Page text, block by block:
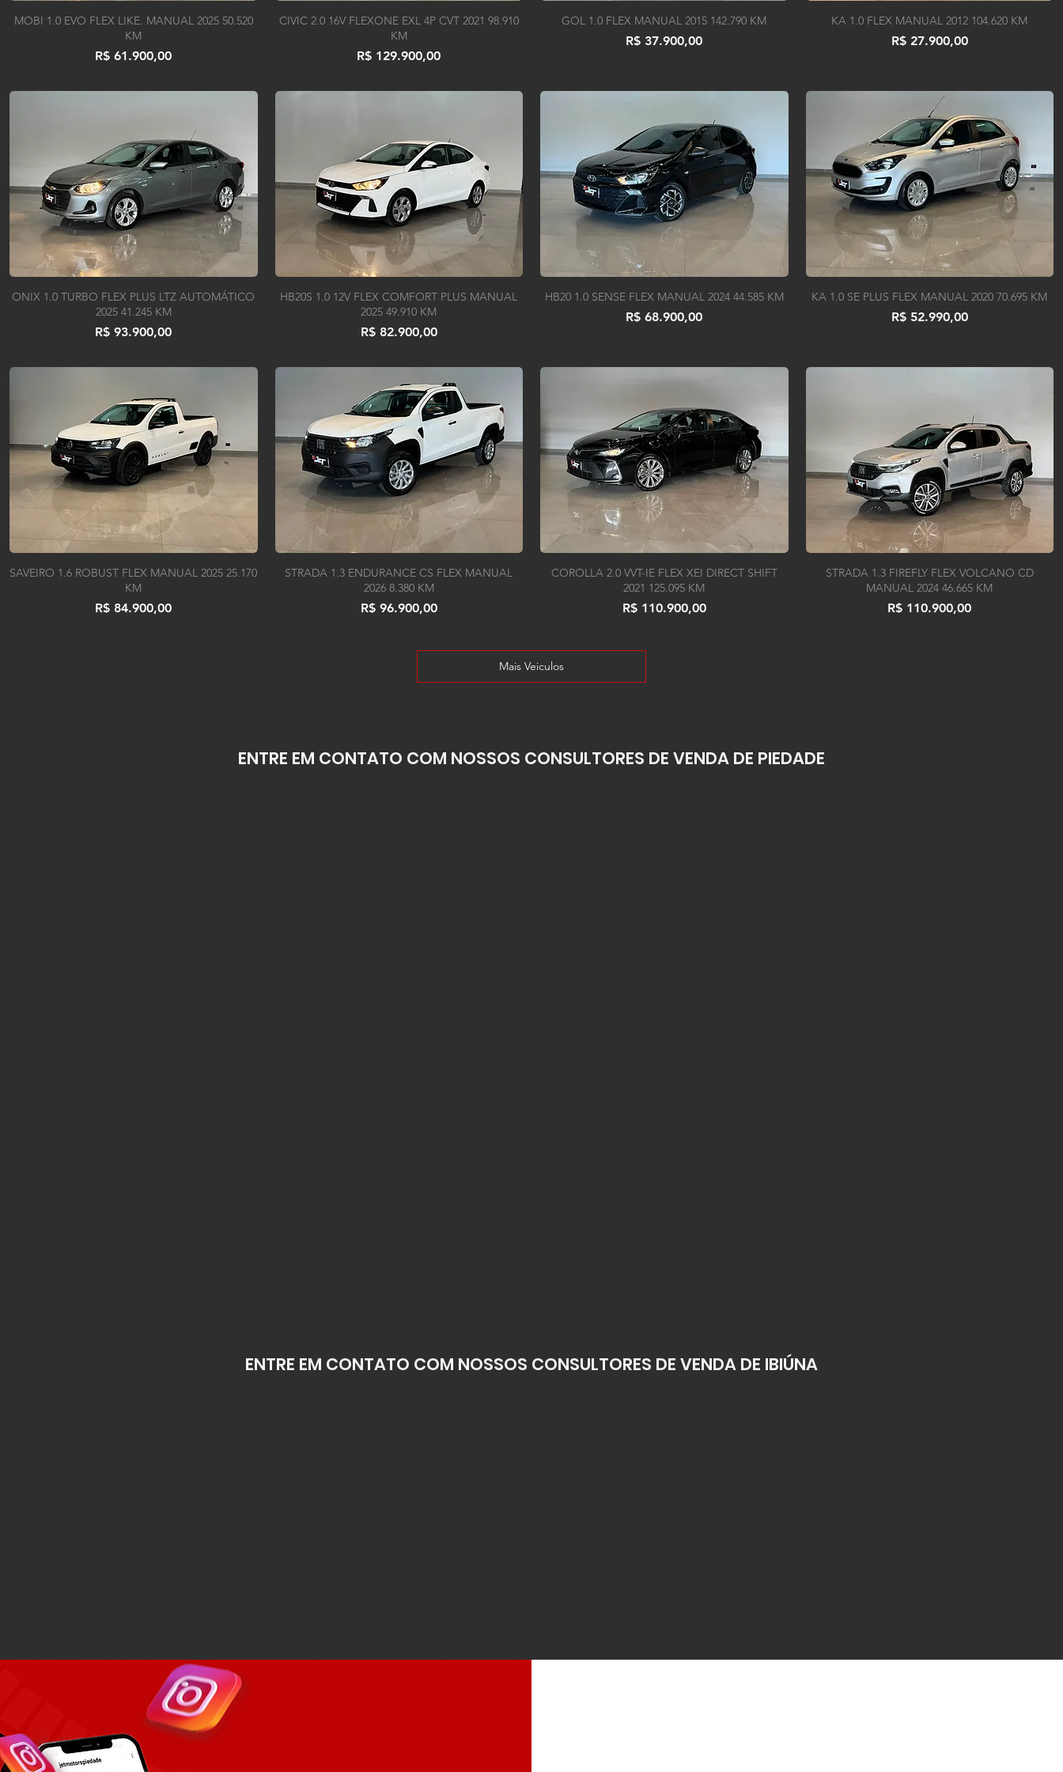
MOBI 1.0 EVO FLEX LIKE. MANUAL 2025 50.520
KM
Preço
R$ 61.900,00
CIVIC 2.0 16V FLEXONE EXL 4P CVT 2021 98.910
KM
Preço
R$ 129.900,00
GOL 1.0 FLEX MANUAL 2015 142.790 KM
Preço
R$ 37.900,00
KA 1.0 FLEX MANUAL 2012 104.620 KM
Preço
R$ 27.900,00
ONIX 1.0 TURBO FLEX PLUS LTZ AUTOMÁTICO
2025 41.245 KM
Preço
R$ 93.900,00
HB20S 1.0 12V FLEX COMFORT PLUS MANUAL
2025 49.910 KM
Preço
R$ 82.900,00
HB20 1.0 SENSE FLEX MANUAL 2024 44.585 KM
Preço
R$ 68.900,00
KA 1.0 SE PLUS FLEX MANUAL 2020 70.695 KM
Preço
R$ 52.990,00
SAVEIRO 1.6 ROBUST FLEX MANUAL 2025 25.170
KM
Preço
R$ 84.900,00
STRADA 1.3 ENDURANCE CS FLEX MANUAL
2026 8.380 KM
Preço
R$ 96.900,00
COROLLA 2.0 VVT-IE FLEX XEI DIRECT SHIFT
2021 125.095 KM
Preço
R$ 110.900,00
STRADA 1.3 FIREFLY FLEX VOLCANO CD
MANUAL 2024 46.665 KM
Preço
R$ 110.900,00
Mais Veiculos
ENTRE EM CONTATO COM NOSSOS CONSULTORES DE VENDA DE PIEDADE
ENTRE EM CONTATO COM NOSSOS CONSULTORES DE VENDA DE IBIÚNA